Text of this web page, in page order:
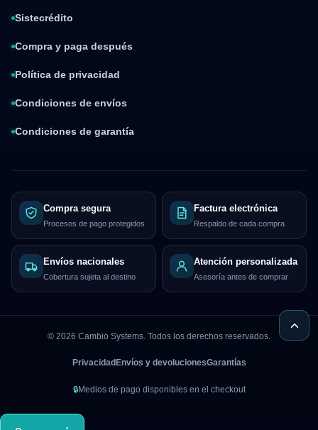
Sistecrédito
Compra y paga después
Política de privacidad
Condiciones de envíos
Condiciones de garantía
Compra segura
Procesos de pago protegidos
Factura electrónica
Respaldo de cada compra
Envíos nacionales
Cobertura sujeta al destino
Atención personalizada
Asesoría antes de comprar
© 2026 Cambio Systems. Todos los derechos reservados.
Privacidad Envíos y devolucionesGarantías
🔒Medios de pago disponibles en el checkout